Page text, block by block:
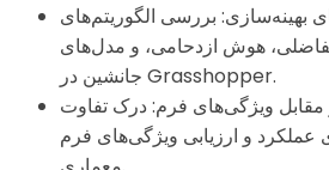
بهینه‌سازی: بررسی الگوریتم‌های
تفاضلی، هوش ازدحامی، و مدل‌های
جانشین در Grasshopper.
مقابل ویژگی‌های فرم: درک تفاوت
عملکرد و ارزیابی ویژگی‌های فرم